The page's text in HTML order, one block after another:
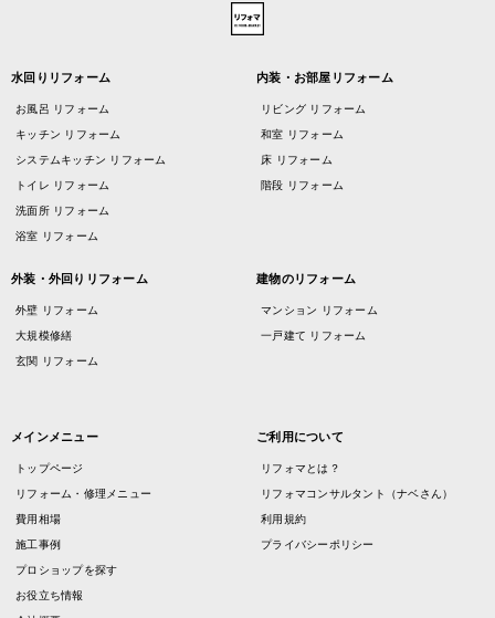
水回りリフォーム
お風呂 リフォーム
キッチン リフォーム
システムキッチン リフォーム
トイレ リフォーム
洗面所 リフォーム
浴室 リフォーム
内装・お部屋リフォーム
リビング リフォーム
和室 リフォーム
床 リフォーム
階段 リフォーム
外装・外回りリフォーム
外壁 リフォーム
大規模修繕
玄関 リフォーム
建物のリフォーム
マンション リフォーム
一戸建て リフォーム
メインメニュー
トップページ
リフォーム・修理メニュー
費用相場
施工事例
プロショップを探す
お役立ち情報
ご利用について
リフォマとは？
リフォマコンサルタント（ナベさん）
利用規約
プライバシーポリシー